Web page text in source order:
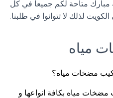
متاحة لكم جميعا في كل
لذلك لا تتوانوا في طلبنا.
مياه
مضخات مياه؟
مياه بكافة انواعها و